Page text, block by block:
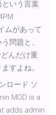
いう言葉
ムがあって
問題と、
んだけ重
すよね。
ロード ソ
MOD is a
adds admin